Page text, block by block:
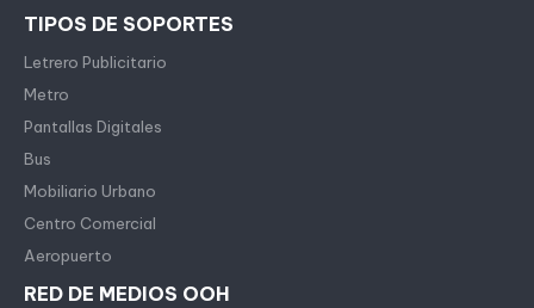
TIPOS DE SOPORTES
Letrero Publicitario
Metro
Pantallas Digitales
Bus
Mobiliario Urbano
Centro Comercial
Aeropuerto
RED DE MEDIOS OOH